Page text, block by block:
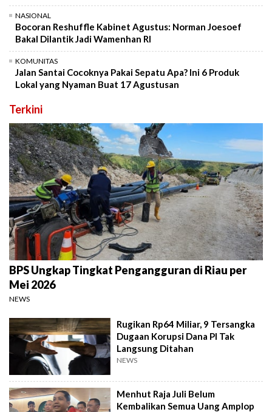
NASIONAL
Bocoran Reshuffle Kabinet Agustus: Norman Joesoef
Bakal Dilantik Jadi Wamenhan RI
KOMUNITAS
Jalan Santai Cocoknya Pakai Sepatu Apa? Ini 6 Produk
Lokal yang Nyaman Buat 17 Agustusan
Terkini
BPS Ungkap Tingkat Pengangguran di Riau per
Mei 2026
NEWS
Rugikan Rp64 Miliar, 9 Tersangka
Dugaan Korupsi Dana PI Tak
Langsung Ditahan
NEWS
Menhut Raja Juli Belum
Kembalikan Semua Uang Amplop